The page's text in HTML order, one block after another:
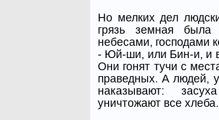
Но мелких дел
грязь земная
небесами, господами
- Юй-ши, или Бин-и, и
Они гонят тучи с
праведных. А людей,
наказывают:
уничтожают все